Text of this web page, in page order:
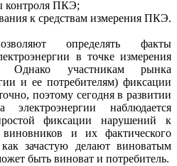
контроля ПКЭ;
к средствам измерения ПКЭ.
определять факты
в точке измерения
Однако участникам рынка
и ее потребителям) фиксации
поэтому сегодня в развитии
электроэнергии наблюдается
фиксации нарушений к
и их фактического
зачастую делают виноватым
быть виноват и потребитель.